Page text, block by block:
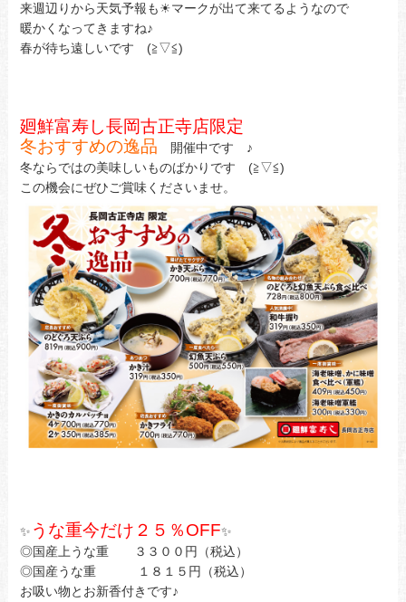
来週辺りから天気予報も☀マークが出て来てるようなので
暖かくなってきますね♪
春が待ち遠しいです (≧▽≦)
廻鮮富寿し長岡古正寺店限定
冬おすすめの逸品 開催中です ♪
冬ならではの美味しいものばかりです (≧▽≦)
この機会にぜひご賞味くださいませ。
✨ うな重今だけ２５％OFF✨
◎国産上うな重 ３３００円（税込）
◎国産うな重 １８１５円（税込）
お吸い物とお新香付きです♪